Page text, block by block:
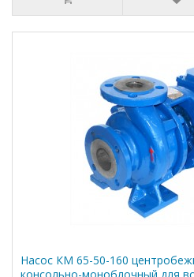
Насос КМ 65-50-160